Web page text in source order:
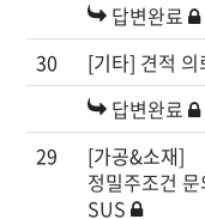
답변완료
30
[기타] 견적
답변완료
29
[가공&소재]
정밀주조건
SUS